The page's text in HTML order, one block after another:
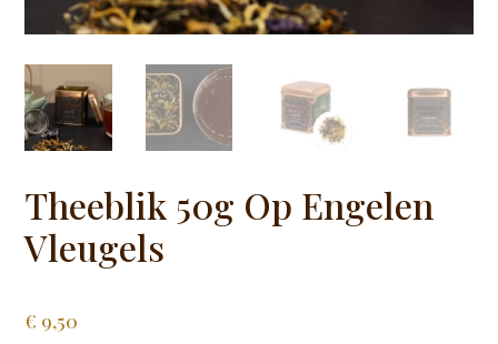
Theeblik 50g Op Engelen
Vleugels
€ 9,50